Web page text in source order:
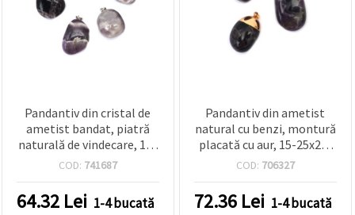
Pandantiv din cristal de
ametist bandat, piatră
naturală de vindecare, 15-
28x25-36 mm, asortat
COD: 741687
64.32 Lei 1-4 bucată
Pandantiv din ametist
natural cu benzi, montură
placată cu aur, 15-25x25-
38 mm
COD: 706327
72.36 Lei 1-4 bucată